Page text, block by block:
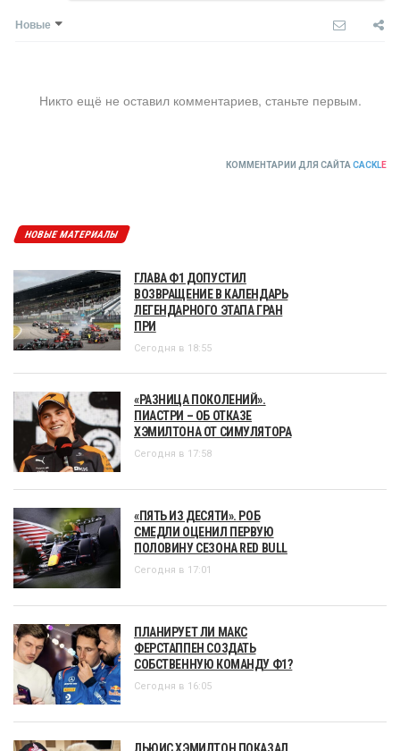
Новые
Никто ещё не оставил комментариев, станьте первым.
КОММЕНТАРИИ ДЛЯ САЙТА CACKLE
НОВЫЕ МАТЕРИАЛЫ
ГЛАВА Ф1 ДОПУСТИЛ
ВОЗВРАЩЕНИЕ В КАЛЕНДАРЬ
ЛЕГЕНДАРНОГО ЭТАПА ГРАН
ПРИ
Сегодня в 18:55
«РАЗНИЦА ПОКОЛЕНИЙ».
ПИАСТРИ – ОБ ОТКАЗЕ
ХЭМИЛТОНА ОТ СИМУЛЯТОРА
Сегодня в 17:58
«ПЯТЬ ИЗ ДЕСЯТИ». РОБ
СМЕДЛИ ОЦЕНИЛ ПЕРВУЮ
ПОЛОВИНУ СЕЗОНА RED BULL
Сегодня в 17:01
ПЛАНИРУЕТ ЛИ МАКС
ФЕРСТАППЕН СОЗДАТЬ
СОБСТВЕННУЮ КОМАНДУ Ф1?
Сегодня в 16:05
ЛЬЮИС ХЭМИЛТОН ПОКАЗАЛ